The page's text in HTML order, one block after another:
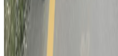
सुनसरी घटनामा
भूमिकामाथि विपक्षी
२०२६ जुलाई ३०